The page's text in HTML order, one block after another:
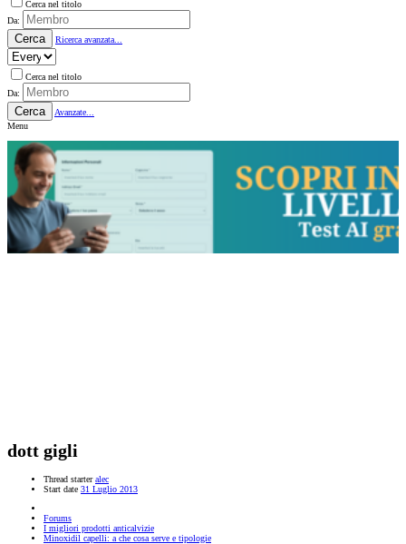
Cerca nel titolo
Da:
Cerca Ricerca avanzata...
Cerca nel titolo
Da:
Cerca
Avanzate...
Menu
dott gigli
Thread starter alec
Start date 31 Luglio 2013
Forums
I migliori prodotti anticalvizie
Minoxidil capelli: a che cosa serve e tipologie